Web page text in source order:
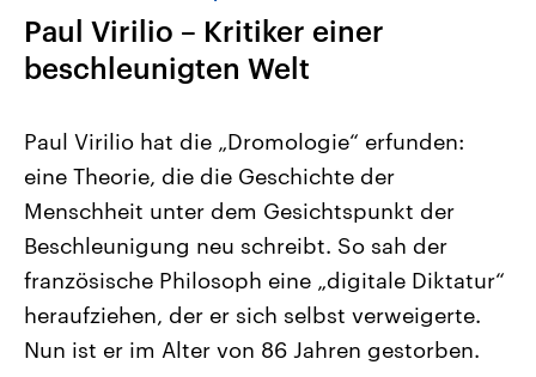
Landtagswahl Sachsen-Anhalt
2026
Alle Informationen
Sachsen-Anhalt wählt am 6.
September 2026 einen neuen
Landtag. Seit 2021 wird das
Bundesland von einer Koalition aus
Umfragen, Prognosen,
USA
Aktuelle Beiträge,
Hintergründe
Wirtschaftlich und
gehören die Vereinigten
den mächtigsten Ländern
mit großem Einfluss auf
aktuelle Weltgeschehen.
Paul Virilio – Kritiker einer
beschleunigten Welt
Paul Virilio hat die „Dromologie“ erfunden:
eine Theorie, die die Geschichte der
Menschheit unter dem Gesichtspunkt der
Beschleunigung neu schreibt. So sah der
französische Philosoph eine „digitale Diktatur“
heraufziehen, der er sich selbst verweigerte.
Nun ist er im Alter von 86 Jahren gestorben.